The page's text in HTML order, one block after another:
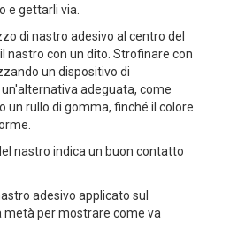
e gettarli via.
di nastro adesivo al centro del
nastro con un dito. Strofinare con
un dispositivo di
adeguata, come
un rullo di gomma, finché il colore
nastro indica un buon contatto
adesivo applicato sul
metà per mostrare come va